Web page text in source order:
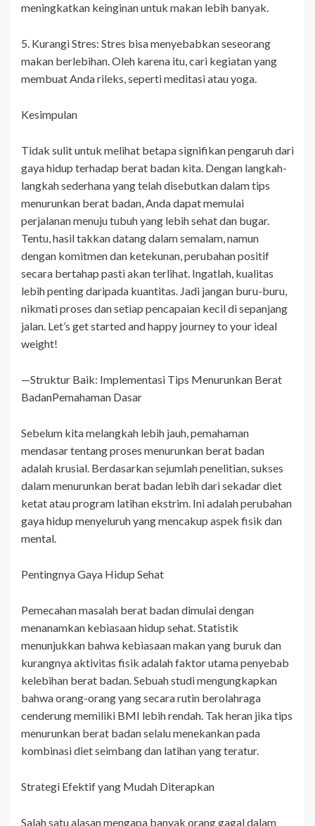
meningkatkan keinginan untuk makan lebih banyak.
5. Kurangi Stres: Stres bisa menyebabkan seseorang
makan berlebihan. Oleh karena itu, cari kegiatan yang
membuat Anda rileks, seperti meditasi atau yoga.
Kesimpulan
Tidak sulit untuk melihat betapa signifikan pengaruh dari
gaya hidup terhadap berat badan kita. Dengan langkah-
langkah sederhana yang telah disebutkan dalam tips
menurunkan berat badan, Anda dapat memulai
perjalanan menuju tubuh yang lebih sehat dan bugar.
Tentu, hasil takkan datang dalam semalam, namun
dengan komitmen dan ketekunan, perubahan positif
secara bertahap pasti akan terlihat. Ingatlah, kualitas
lebih penting daripada kuantitas. Jadi jangan buru-buru,
nikmati proses dan setiap pencapaian kecil di sepanjang
jalan. Let’s get started and happy journey to your ideal
weight!
—Struktur Baik: Implementasi Tips Menurunkan Berat
BadanPemahaman Dasar
Sebelum kita melangkah lebih jauh, pemahaman
mendasar tentang proses menurunkan berat badan
adalah krusial. Berdasarkan sejumlah penelitian, sukses
dalam menurunkan berat badan lebih dari sekadar diet
ketat atau program latihan ekstrim. Ini adalah perubahan
gaya hidup menyeluruh yang mencakup aspek fisik dan
mental.
Pentingnya Gaya Hidup Sehat
Pemecahan masalah berat badan dimulai dengan
menanamkan kebiasaan hidup sehat. Statistik
menunjukkan bahwa kebiasaan makan yang buruk dan
kurangnya aktivitas fisik adalah faktor utama penyebab
kelebihan berat badan. Sebuah studi mengungkapkan
bahwa orang-orang yang secara rutin berolahraga
cenderung memiliki BMI lebih rendah. Tak heran jika tips
menurunkan berat badan selalu menekankan pada
kombinasi diet seimbang dan latihan yang teratur.
Strategi Efektif yang Mudah Diterapkan
Salah satu alasan mengapa banyak orang gagal dalam